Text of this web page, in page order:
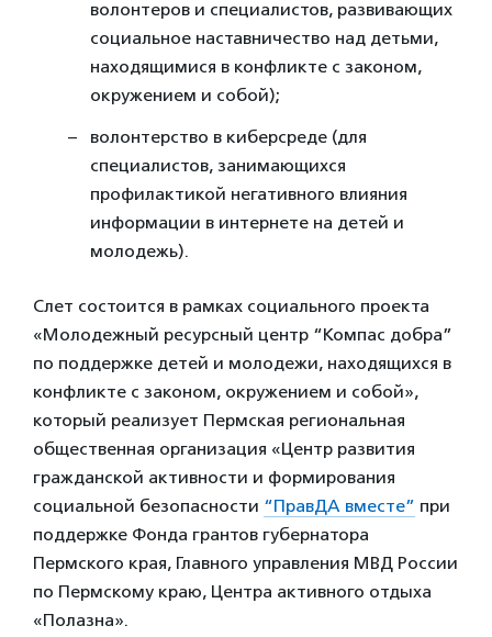
волонтеров и специалистов, развивающих
социальное наставничество над детьми,
находящимися в конфликте с законом,
окружением и собой);
волонтерство в киберсреде (для
специалистов, занимающихся
профилактикой негативного влияния
информации в интернете на детей и
молодежь).
Слет состоится в рамках социального проекта
«Молодежный ресурсный центр “Компас добра”
по поддержке детей и молодежи, находящихся в
конфликте с законом, окружением и собой»,
который реализует Пермская региональная
общественная организация «Центр развития
гражданской активности и формирования
социальной безопасности “ПравДА вместе” при
поддержке Фонда грантов губернатора
Пермского края, Главного управления МВД России
по Пермскому краю, Центра активного отдыха
«Полазна».